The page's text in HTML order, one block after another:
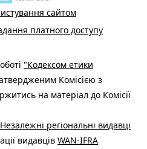
сайтом
платного доступу
"Кодексом етики
Комісією з
на матеріал до Комісії
Незалежні регіональні видавці
видавців WAN-IFRA